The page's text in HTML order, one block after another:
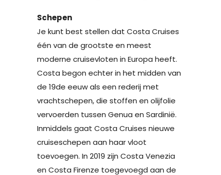
Schepen
Je kunt best stellen dat Costa Cruises
één van de grootste en meest
moderne cruisevloten in Europa heeft.
Costa begon echter in het midden van
de 19de eeuw als een rederij met
vrachtschepen, die stoffen en olijfolie
vervoerden tussen Genua en Sardinië.
Inmiddels gaat Costa Cruises nieuwe
cruiseschepen aan haar vloot
toevoegen. In 2019 zijn Costa Venezia
en Costa Firenze toegevoegd aan de